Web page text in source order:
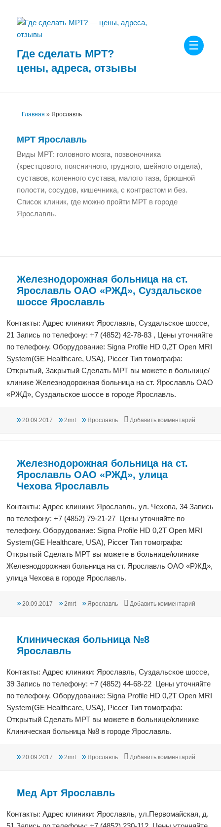
Где сделать МРТ?
цены, адреса, отзывы
Главная »Ярославль
МРТ Ярославль
Виды МРТ: головного мозга, позвоночника
(крестцового, поясничного, грудного, шейного отдела),
суставов, коленного сустава, малого таза, брюшной
полости, сосудов, кишечника, с контрастом и без.
Список клиник, где можно пройти МРТ в городе
Ярославль.
Железнодорожная больница на ст.
Ярославль ОАО «РЖД», Суздальское
шоссе Ярославль
Контакты: Адрес клиники: Ярославль, Суздальское шоссе,
21 Запись по телефону: +7 (4852) 42-78-83 , Цены уточняйте
по телефону. Оборудование: Signa Profile HD 0,2T Open MRI
System(GE Healthcare, USA), Piccer Тип томографа:
Открытый, Закрытый Сделать МРТ вы можете в больнице/
клинике Железнодорожная больница на ст. Ярославль ОАО
«РЖД», Суздальское шоссе в городе Ярославль.
Опубликовано
20.09.2017 Автор
2mrt Рубрики
Ярославль Добавить комментарий
Железнодорожная больница на ст.
Ярославль ОАО «РЖД», улица
Чехова Ярославль
Контакты: Адрес клиники: Ярославль, ул. Чехова, 34 Запись
по телефону: +7 (4852) 79-21-27 Цены уточняйте по
телефону. Оборудование: Signa Profile HD 0,2T Open MRI
System(GE Healthcare, USA), Piccer Тип томографа:
Открытый Сделать МРТ вы можете в больнице/клинике
Железнодорожная больница на ст. Ярославль ОАО «РЖД»,
улица Чехова в городе Ярославль.
Опубликовано
20.09.2017 Автор
2mrt Рубрики
Ярославль Добавить комментарий
Клиническая больница №8
Ярославль
Контакты: Адрес клиники: Ярославль, Суздальское шоссе,
39 Запись по телефону: +7 (4852) 44-68-22 Цены уточняйте
по телефону. Оборудование: Signa Profile HD 0,2T Open MRI
System(GE Healthcare, USA), Piccer Тип томографа:
Открытый Сделать МРТ вы можете в больнице/клинике
Клиническая больница №8 в городе Ярославль.
Опубликовано
20.09.2017 Автор
2mrt Рубрики
Ярославль Добавить комментарий
Мед Арт Ярославль
Контакты: Адрес клиники: Ярославль, ул.Первомайская, д.